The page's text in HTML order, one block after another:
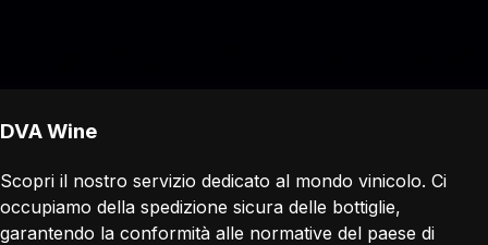
DVA Wine
Scopri il nostro servizio dedicato al mondo vinicolo. Ci
occupiamo della spedizione sicura delle bottiglie,
garantendo la conformità alle normative del paese di